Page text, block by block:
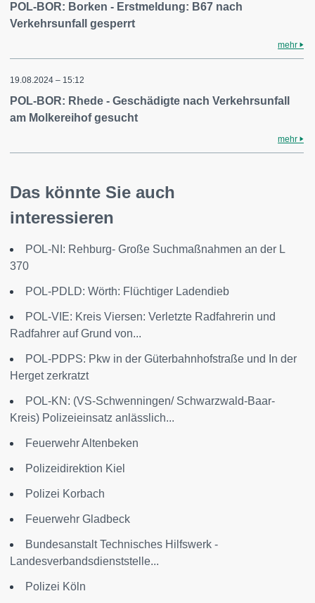
POL-BOR: Borken - Erstmeldung: B67 nach
Verkehrsunfall gesperrt
mehr
19.08.2024 – 15:12
POL-BOR: Rhede - Geschädigte nach Verkehrsunfall
am Molkereihof gesucht
mehr
Das könnte Sie auch
interessieren
POL-NI: Rehburg- Große Suchmaßnahmen an der L
370
POL-PDLD: Wörth: Flüchtiger Ladendieb
POL-VIE: Kreis Viersen: Verletzte Radfahrerin und
Radfahrer auf Grund von...
POL-PDPS: Pkw in der Güterbahnhofstraße und In der
Herget zerkratzt
POL-KN: (VS-Schwenningen/ Schwarzwald-Baar-
Kreis) Polizeieinsatz anlässlich...
Feuerwehr Altenbeken
Polizeidirektion Kiel
Polizei Korbach
Feuerwehr Gladbeck
Bundesanstalt Technisches Hilfswerk -
Landesverbandsdienststelle...
Polizei Köln